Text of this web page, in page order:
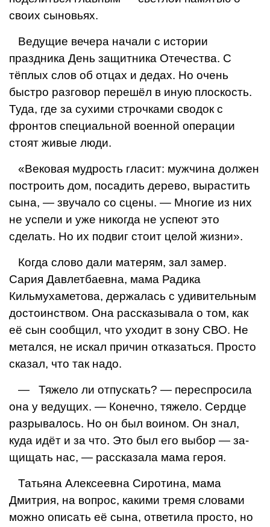
своих сыновьях.
Ведущие вечера начали с истории
праздника День защитника Отечества. С
тёплых слов об отцах и дедах. Но очень
быстро разговор перешёл в иную плос­кость.
Туда, где за сухими строчками сво­док с
фронтов специальной военной опе­рации
стоят живые люди.
«Вековая мудрость гласит: мужчина должен
построить дом, посадить дере­во, вырастить
сына, — звучало со сцены. — Многие из них
не успели и уже никогда не успеют это
сделать. Но их подвиг стоит целой жизни».
Когда слово дали матерям, зал замер.
Сария Давлетбаевна, мама Радика
Кильмухаметова, держалась с удивительным
достоинством. Она рассказывала о том, как
её сын сообщил, что уходит в зону СВО. Не
метался, не искал причин отка­заться. Просто
сказал, что так надо.
— Тяжело ли отпускать? — переспросила
она у ведущих. — Конечно, тяжело. Сердце
разрывалось. Но он был воином. Он знал,
куда идёт и за что. Это был его выбор — за­
щищать нас, — рассказала мама героя.
Татьяна Алексеевна Сиротина, мама
Дмитрия, на вопрос, какими тремя словами
можно описать её сына, ответила просто, но